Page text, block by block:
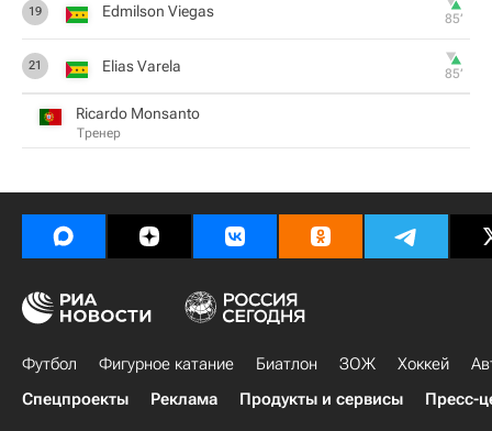
19 Edmilson Viegas 85‎’‎
21 Elias Varela 85‎’‎
Ricardo Monsanto
Тренер
Футбол Фигурное катание Биатлон ЗОЖ Хоккей
Спецпроекты
Реклама Продукты и сервисы Пресс-